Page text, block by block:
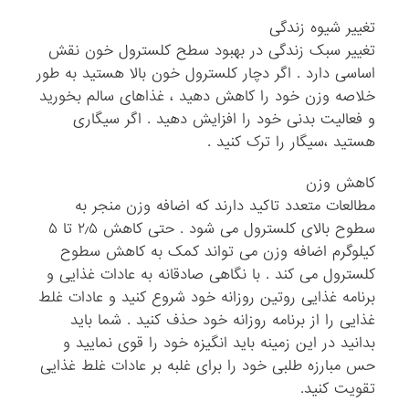
تغییر شیوه زندگی
تغییر سبک زندگی در بهبود سطح کلسترول خون نقش
اساسی دارد . اگر دچار کلسترول خون بالا هستید به طور
خلاصه وزن خود را کاهش دهید ، غذاهای سالم بخورید
و فعالیت بدنی خود را افزایش دهید . اگر سیگاری
هستید ،سیگار را ترک کنید .
کاهش وزن
مطالعات متعدد تاکید دارند که اضافه وزن منجر به
سطوح بالای کلسترول می شود . حتی کاهش ۲٫۵ تا ۵
کیلوگرم اضافه وزن می تواند کمک به کاهش سطوح
کلسترول می کند . با نگاهی صادقانه به عادات غذایی و
برنامه غذایی روتین روزانه خود شروع کنید و عادات غلط
غذایی را از برنامه روزانه خود حذف کنید . شما باید
بدانید در این زمینه باید انگیزه خود را قوی نمایید و
حس مبارزه طلبی خود را برای غلبه بر عادات غلط غذایی
تقویت کنید.